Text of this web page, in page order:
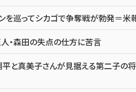
ンを巡ってシカゴで争奪戦が勃発＝米
・森田の失点の仕方に苦言
平と真美子さんが見据える第二子の